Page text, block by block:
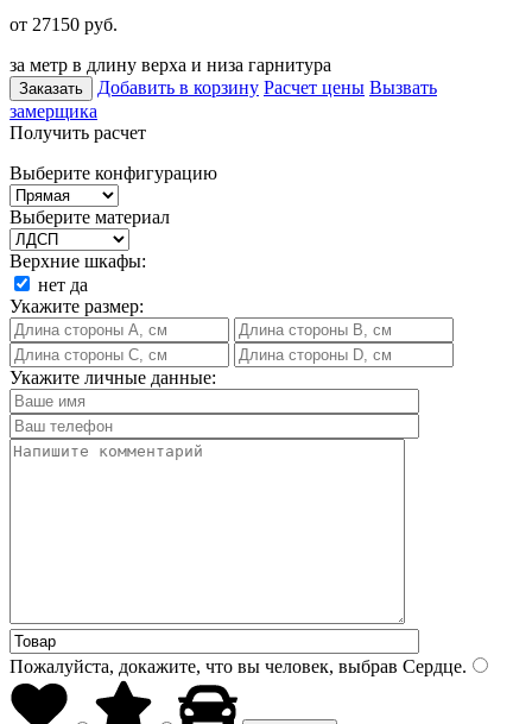
от 27150 руб.
за метр в длину верха и низа гарнитура
Заказать Добавить в корзину Расчет цены Вызвать
замерщика
Получить расчет
Выберите конфигурацию
Выберите материал
Верхние шкафы:
нет да
Укажите размер:
Укажите личные данные:
Пожалуйста, докажите, что вы человек, выбрав Сердце.